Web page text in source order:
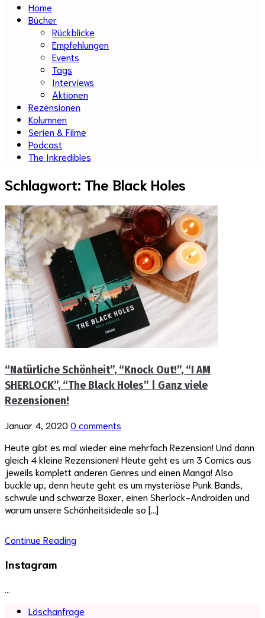
Home
Bücher
Rückblicke
Empfehlungen
Events
Tags
Interviews
Aktionen
Rezensionen
Kolumnen
Serien & Filme
Podcast
The Inkredibles
Schlagwort: The Black Holes
“Natürliche Schönheit”, “Knock Out!”, “I AM
SHERLOCK”, “The Black Holes” | Ganz viele
Rezensionen!
Januar 4, 2020 0 comments
Heute gibt es mal wieder eine mehrfach Rezension! Und dann
gleich 4 kleine Rezensionen! Heute geht es um 3 Comics aus
jeweils komplett anderen Genres und einen Manga! Also
buckle up, denn heute geht es um mysteriöse Punk Bands,
schwule und schwarze Boxer, einen Sherlock-Androiden und
warum unsere Schönheitsideale so […]
Continue Reading
Instagram
Löschanfrage